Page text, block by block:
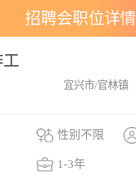
招聘会职位详情
宜兴市/官林镇
性别不限
1-3年